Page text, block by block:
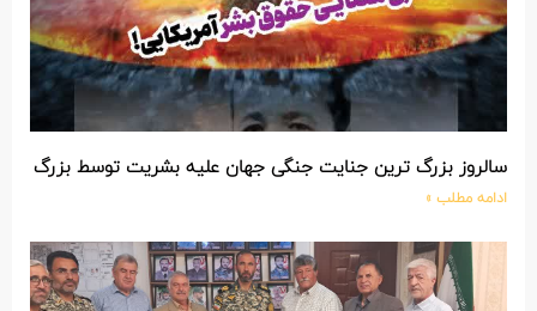
سالروز بزرگ ترین جنایت جنگی جهان علیه بشریت توسط بزرگ
ادامه مطلب »